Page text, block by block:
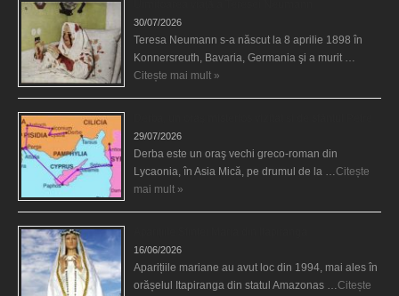
30/07/2026
Teresa Neumann s-a născut la 8 aprilie 1898 în
Konnersreuth, Bavaria, Germania şi a murit …
Citește mai mult »
29/07/2026
Derba este un oraş vechi greco-roman din
Lycaonia, în Asia Mică, pe drumul de la …Citește
mai mult »
16/06/2026
Aparițiile mariane au avut loc din 1994, mai ales în
orășelul Itapiranga din statul Amazonas …Citește